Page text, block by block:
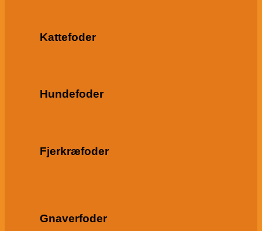
Kattefoder
Hundefoder
Fjerkræfoder
Gnaverfoder